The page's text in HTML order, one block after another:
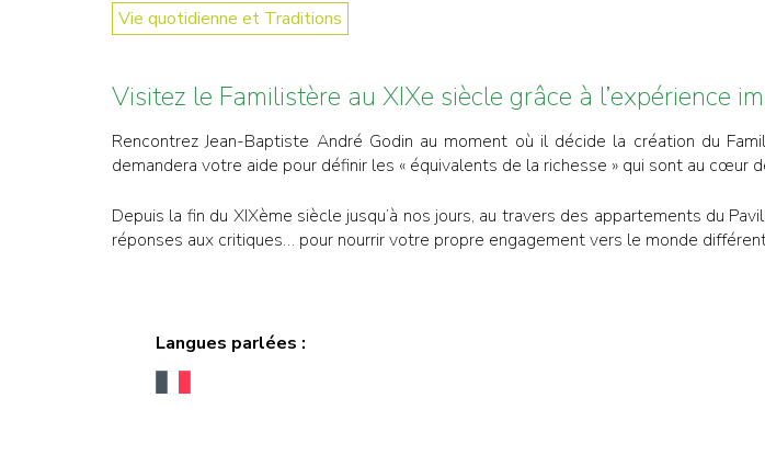
Vie quotidienne et Traditions
Visitez le Familistère au XIXe siècle grâce à l’expérience
Rencontrez Jean-Baptiste André Godin au moment où il décide la création du
demandera votre aide pour définir les « équivalents de la richesse » qui sont au cœur
Depuis la fin du XIXème siècle jusqu’à nos jours, au travers des appartements du
réponses aux critiques… pour nourrir votre propre engagement vers le monde
Langues parlées :